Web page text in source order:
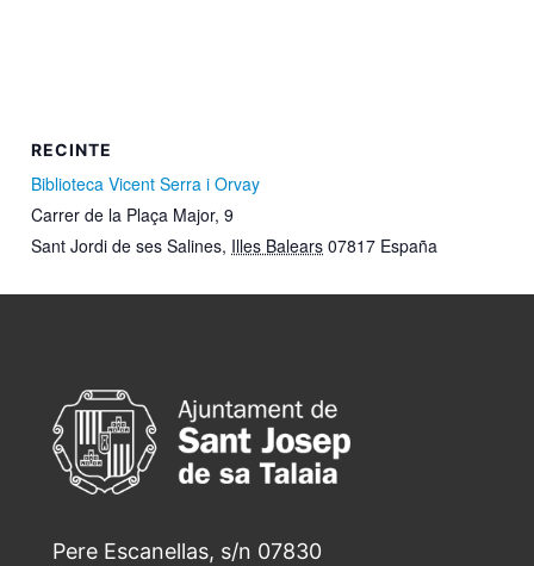
RECINTE
Biblioteca Vicent Serra i Orvay
Carrer de la Plaça Major, 9
Sant Jordi de ses Salines, Illes Balears 07817 España
Pere Escanellas, s/n 07830